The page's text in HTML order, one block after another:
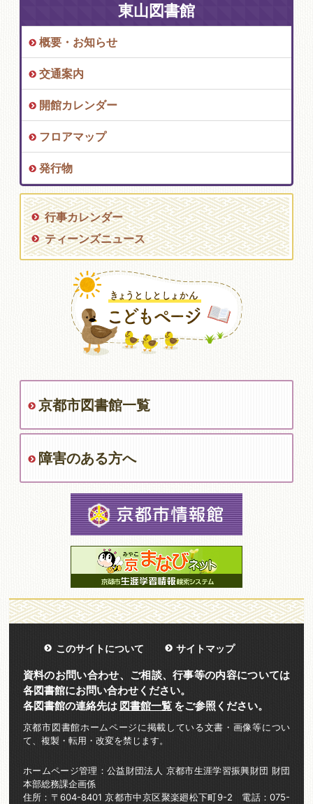
東山図書館
概要・お知らせ
交通案内
開館カレンダー
フロアマップ
発行物
行事カレンダー
ティーンズニュース
京都市図書館一覧
障害のある方へ
このサイトについて サイトマップ
資料のお問い合わせ、ご相談、行事等の内容については
各図書館にお問い合わせください。
各図書館の連絡先は 図書館一覧をご参照ください。
京都市図書館ホームページに掲載している文書・画像等につい
て、複製・転用・改変を禁じます。
ホームページ管理：公益財団法人 京都市生涯学習振興財団 財団
本部総務課企画係
住所：〒604-8401 京都市中京区聚楽廻松下町9-2 電話：075-